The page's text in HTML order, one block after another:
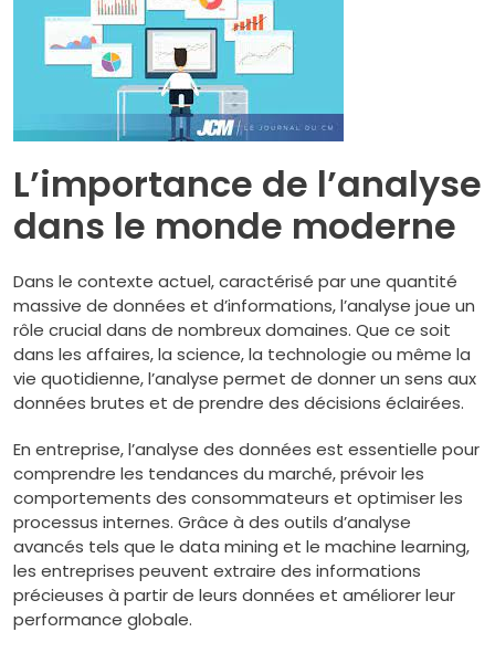
L’importance de l’analyse
dans le monde moderne
Dans le contexte actuel, caractérisé par une quantité
massive de données et d’informations, l’analyse joue un
rôle crucial dans de nombreux domaines. Que ce soit
dans les affaires, la science, la technologie ou même la
vie quotidienne, l’analyse permet de donner un sens aux
données brutes et de prendre des décisions éclairées.
En entreprise, l’analyse des données est essentielle pour
comprendre les tendances du marché, prévoir les
comportements des consommateurs et optimiser les
processus internes. Grâce à des outils d’analyse
avancés tels que le data mining et le machine learning,
les entreprises peuvent extraire des informations
précieuses à partir de leurs données et améliorer leur
performance globale.